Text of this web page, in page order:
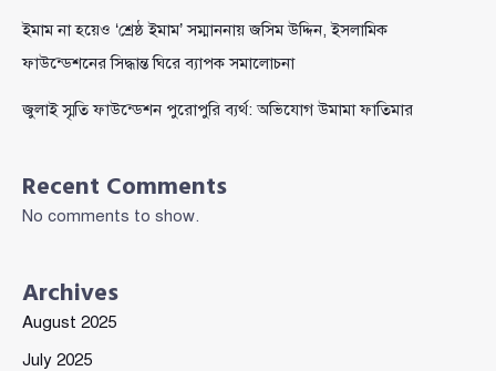
ইমাম না হয়েও ‘শ্রেষ্ঠ ইমাম’ সম্মাননায় জসিম উদ্দিন, ইসলামিক
ফাউন্ডেশনের সিদ্ধান্ত ঘিরে ব্যাপক সমালোচনা
জুলাই স্মৃতি ফাউন্ডেশন পুরোপুরি ব্যর্থ: অভিযোগ উমামা ফাতিমার
Recent Comments
No comments to show.
Archives
August 2025
July 2025